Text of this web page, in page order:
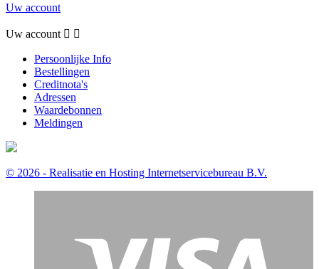
Uw account
Uw account  
Persoonlijke Info
Bestellingen
Creditnota's
Adressen
Waardebonnen
Meldingen
© 2026 - Realisatie en Hosting Internetservicebureau B.V.